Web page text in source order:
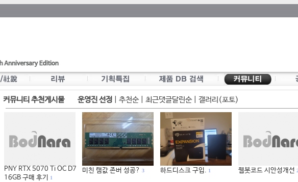
커뮤니티 추천게시물 운영진 선정 추천순| 최근댓글달린순| 갤러리(포토)
PNY RTX 5070 Ti OC D7
16GB 구매 후기
1
미친 램값 존버 성공? 3 하드디스크 구입. 1 웹봇코드 시안성개선 2